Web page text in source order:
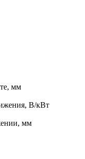
мм
В/кВт
мм